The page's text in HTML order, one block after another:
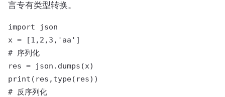
言专有类型转换。
import json
x = [1,2,3,'aa']
# 序列化
res = json.dumps(x)
print(res,type(res))
# 反序列化